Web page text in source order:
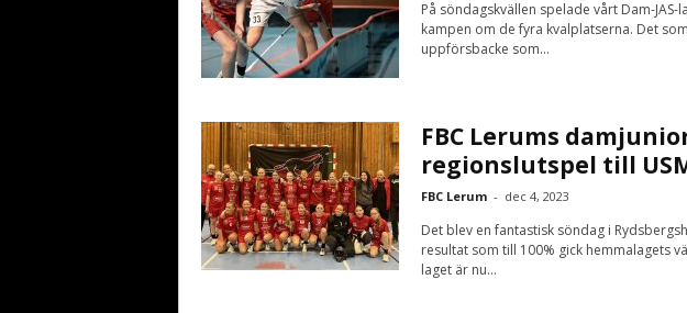
På söndagskvällen spelade vårt Dam-
kampen om de fyra kvalplatserna. Det
uppförsbacke som...
FBC Lerums
regionslutspel till
FBC Lerum - dec 4, 2023
Det blev en fantastisk söndag i
resultat som till 100% gick hemmalagets
laget är nu...